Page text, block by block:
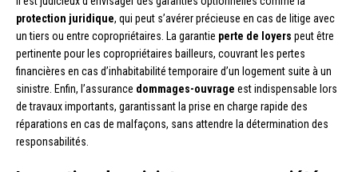
protection juridique, qui peut s’avérer précieuse en cas de litige avec
un tiers ou entre copropriétaires. La garantie perte de loyers peut être
pertinente pour les copropriétaires bailleurs, couvrant les pertes
financières en cas d’inhabitabilité temporaire d’un logement suite à un
sinistre. Enfin, l’assurance dommages-ouvrage est indispensable lors
de travaux importants, garantissant la prise en charge rapide des
réparations en cas de malfaçons, sans attendre la détermination des
responsabilités.